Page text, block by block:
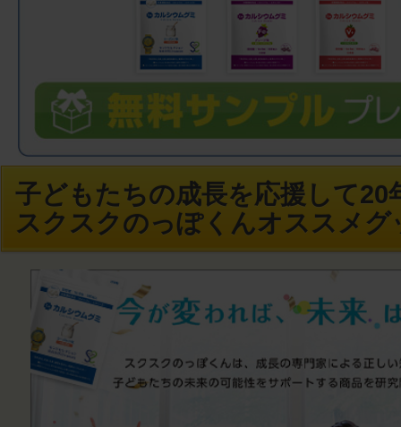
子どもたちの成長を応援して20
スクスクのっぽくんオススメグ